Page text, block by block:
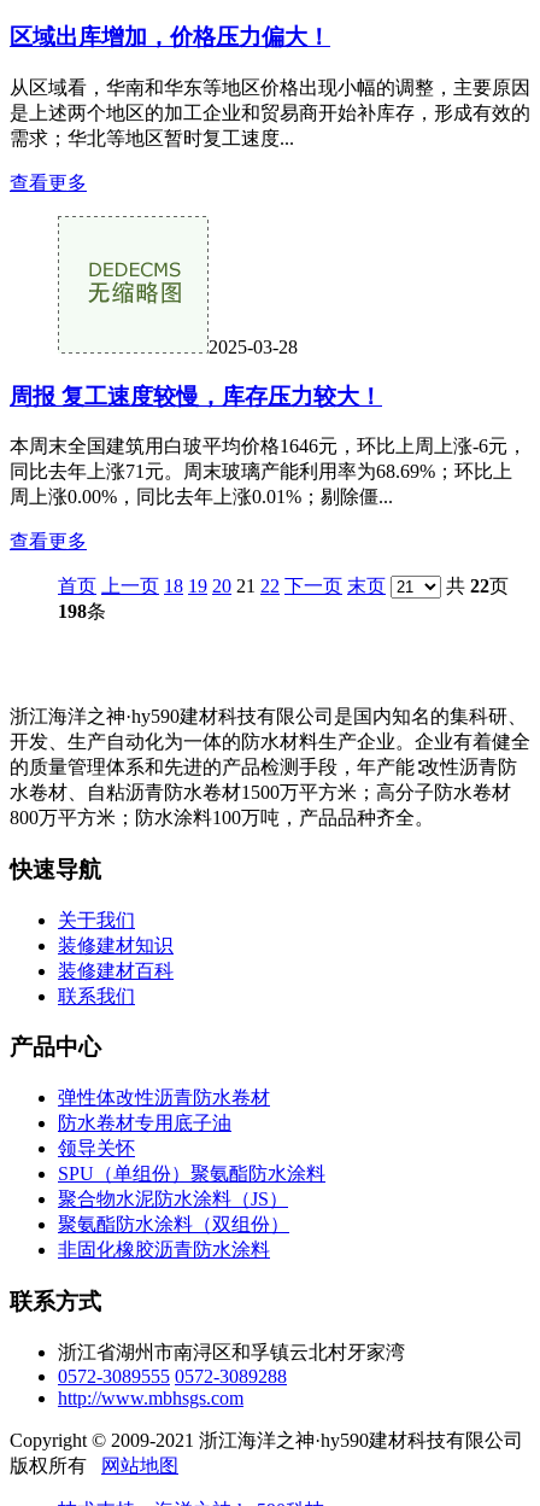
区域出库增加，价格压力偏大！
从区域看，华南和华东等地区价格出现小幅的调整，主要原因
是上述两个地区的加工企业和贸易商开始补库存，形成有效的
需求；华北等地区暂时复工速度...
查看更多
2025-03-28
周报 复工速度较慢，库存压力较大！
本周末全国建筑用白玻平均价格1646元，环比上周上涨-6元，
同比去年上涨71元。周末玻璃产能利用率为68.69%；环比上
周上涨0.00%，同比去年上涨0.01%；剔除僵...
查看更多
首页 上一页 18 19 20 21 22 下一页 末页 共 22页
198条
浙江海洋之神·hy590建材科技有限公司是国内知名的集科研、
开发、生产自动化为一体的防水材料生产企业。企业有着健全
的质量管理体系和先进的产品检测手段，年产能∶改性沥青防
水卷材、自粘沥青防水卷材1500万平方米；高分子防水卷材
800万平方米；防水涂料100万吨，产品品种齐全。
快速导航
关于我们
装修建材知识
装修建材百科
联系我们
产品中心
弹性体改性沥青防水卷材
防水卷材专用底子油
领导关怀
SPU（单组份）聚氨酯防水涂料
聚合物水泥防水涂料（JS）
聚氨酯防水涂料（双组份）
非固化橡胶沥青防水涂料
联系方式
浙江省湖州市南浔区和孚镇云北村牙家湾
0572-3089555 0572-3089288
http://www.mbhsgs.com
Copyright © 2009-2021 浙江海洋之神·hy590建材科技有限公司
版权所有
网站地图